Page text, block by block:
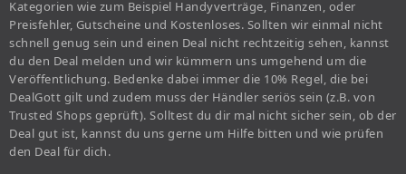
Kategorien wie zum Beispiel Handyverträge, Finanzen, oder
Preisfehler, Gutscheine und Kostenloses. Sollten wir einmal nicht
schnell genug sein und einen Deal nicht rechtzeitig sehen, kannst
du den Deal melden und wir kümmern uns umgehend um die
Veröffentlichung. Bedenke dabei immer die 10% Regel, die bei
DealGott gilt und zudem muss der Händler seriös sein (z.B. von
Trusted Shops geprüft). Solltest du dir mal nicht sicher sein, ob der
Deal gut ist, kannst du uns gerne um Hilfe bitten und wie prüfen
den Deal für dich.